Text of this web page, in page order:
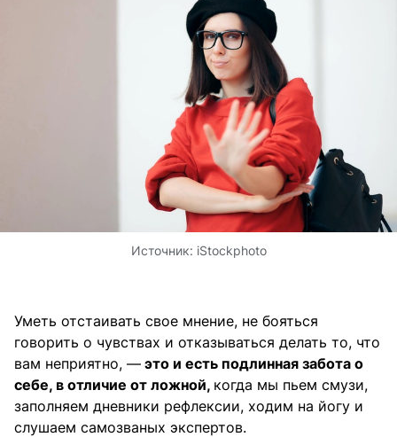
Источник: iStockphoto
Уметь отстаивать свое мнение, не бояться
говорить о чувствах и отказываться делать то, что
вам неприятно, — это и есть подлинная забота о
себе, в отличие от ложной, когда мы пьем смузи,
заполняем дневники рефлексии, ходим на йогу и
слушаем самозваных экспертов.